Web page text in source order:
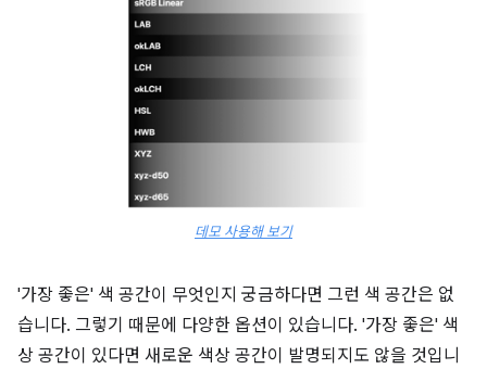
데모 사용해 보기
'가장 좋은' 색 공간이 무엇인지 궁금하다면 그런 색 공간은 없
습니다. 그렇기 때문에 다양한 옵션이 있습니다. '가장 좋은' 색
상 공간이 있다면 새로운 색상 공간이 발명되지도 않을 것입니